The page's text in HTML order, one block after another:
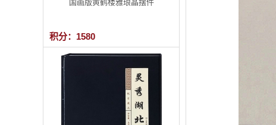
国画版黄鹤楼雅琅晶摆件
积分：1580